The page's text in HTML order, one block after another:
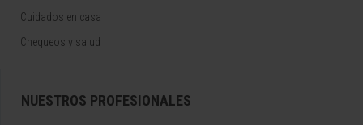
Cuidados en casa
Chequeos y salud
NUESTROS PROFESIONALES